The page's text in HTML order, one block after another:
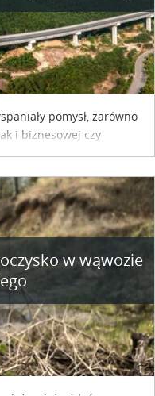
pomysł, zarówno
i biznesowej czy
winiety, co
w wąwozie